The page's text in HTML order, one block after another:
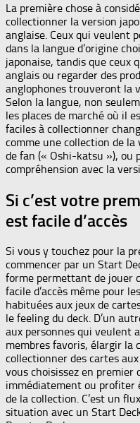
La première chose à
collectionner la version
anglaise. Ceux qui veulent
dans la langue d’origine
japonaise, tandis que ceux
anglais ou regarder des
anglophones trouveront la
Selon la langue, non
les places de marché où il
faciles à collectionner
comme une collection de
de fan (« Oshi-katsu »), ou
compréhension avec la
Si c’est votre
est facile d’accès
Si vous y touchez pour la
commencer par un Start
forme permettant de jouer
facile d’accès même pour
habituées aux jeux de
le feeling du deck. D’un
aux personnes qui veulent
membres favoris, élargir la
collectionner des cartes
vous choisissez en premier
immédiatement ou profiter
de la collection. C’est un
situation avec un Start